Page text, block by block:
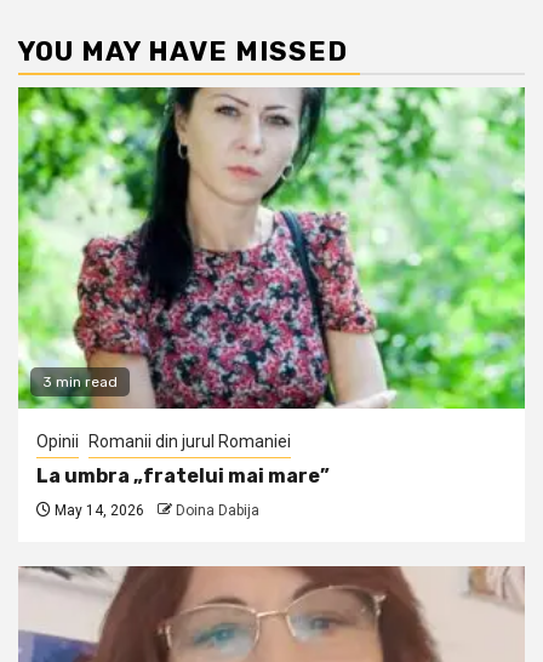
YOU MAY HAVE MISSED
3 min read
Opinii Romanii din jurul Romaniei
La umbra „fratelui mai mare”
May 14, 2026 Doina Dabija